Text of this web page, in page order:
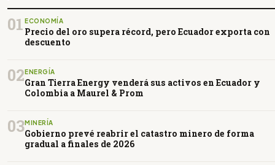
01 ECONOMÍA
Precio del oro supera récord, pero Ecuador exporta con
descuento
02ENERGÍA
Gran Tierra Energy venderá sus activos en Ecuador y
Colombia a Maurel & Prom
03MINERÍA
Gobierno prevé reabrir el catastro minero de forma
gradual a finales de 2026